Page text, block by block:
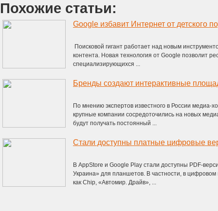
Похожие статьи:
Google избавит Интернет от детского
Поисковой гигант работает над новым
контента. Новая технология от Google позволит
специализирующихся ...
Бренды создают интерактивные
По мнению экспертов известного в России медиа-
крупные компании сосредоточились на новых
будут получать постоянный ...
Стали доступны платные цифровые
В AppStore и Google Play стали доступны PDF-
Украина» для планшетов. В частности, в
как Chip, «Автомир. Драйв», ...